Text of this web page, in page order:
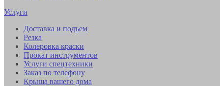
Услуги
Доставка и подъем
Резка
Колеровка краски
Прокат инструментов
Услуги спецтехники
Заказ по телефону
Крыша вашего дома